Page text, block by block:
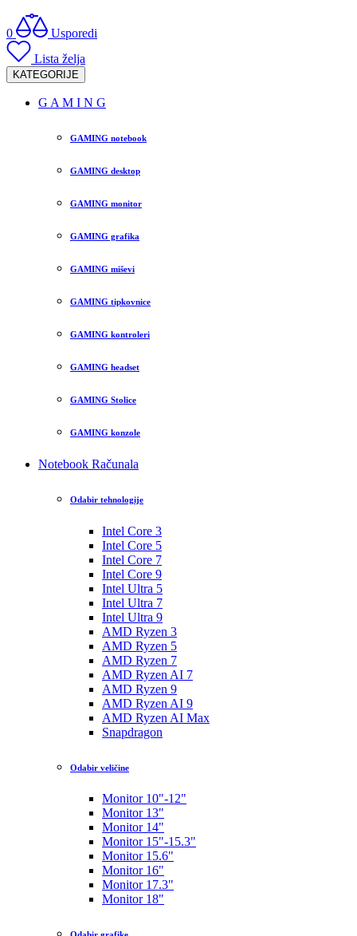
0
Usporedi
Lista želja
KATEGORIJE
G A M I N G
GAMING notebook
GAMING desktop
GAMING monitor
GAMING grafika
GAMING miševi
GAMING tipkovnice
GAMING kontroleri
GAMING headset
GAMING Stolice
GAMING konzole
Notebook Računala
Odabir tehnologije
Intel Core 3
Intel Core 5
Intel Core 7
Intel Core 9
Intel Ultra 5
Intel Ultra 7
Intel Ultra 9
AMD Ryzen 3
AMD Ryzen 5
AMD Ryzen 7
AMD Ryzen AI 7
AMD Ryzen 9
AMD Ryzen AI 9
AMD Ryzen AI Max
Snapdragon
Odabir veličine
Monitor 10"-12"
Monitor 13"
Monitor 14"
Monitor 15"-15.3"
Monitor 15.6"
Monitor 16"
Monitor 17.3"
Monitor 18"